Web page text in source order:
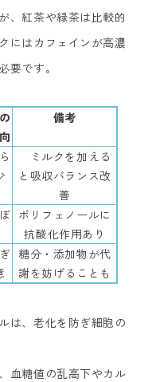
、紅茶や緑茶は比較的
にはカフェインが高濃
要です。
備考
ミルクを加える
と吸収バランス改
善
ポリフェノールに
抗酸化作用あり
糖分・添加物が代
謝を妨げることも
は、老化を防ぎ細胞の
血糖値の乱高下やカル